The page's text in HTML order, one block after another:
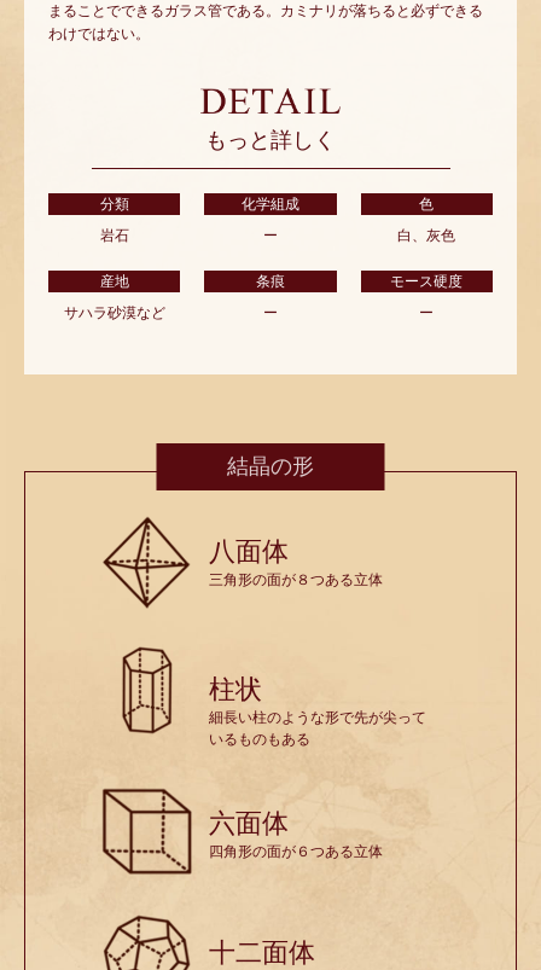
まることでできるガラス管である。カミナリが落ちると必ずできる
わけではない。
もっと詳しく
分類
岩石
化学組成
ー
色
白、灰色
産地
サハラ砂漠など
条痕
ー
モース硬度
ー
結晶の形
八面体
三角形の面が８つある立体
柱状
細長い柱のような形で先が尖って
いるものもある
六面体
四角形の面が６つある立体
十二面体